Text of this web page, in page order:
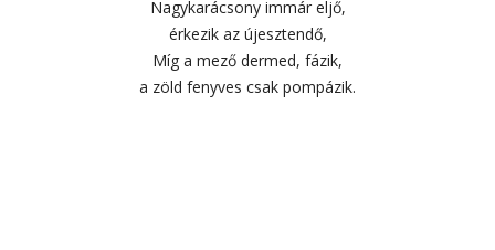
Nagykarácsony immár eljő,
érkezik az újesztendő,
Míg a mező dermed, fázik,
a zöld fenyves csak pompázik.